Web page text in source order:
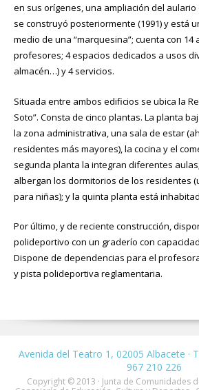
en sus orígenes, una ampliación del aulario
se construyó posteriormente (1991) y está
medio de una “marquesina”; cuenta con 14
profesores; 4 espacios dedicados a usos
almacén…) y 4 servicios.
Situada entre ambos edificios se ubica la
Soto”. Consta de cinco plantas. La planta
la zona administrativa, una sala de estar
residentes más mayores), la cocina y el
segunda planta la integran diferentes
albergan los dormitorios de los residentes
para niñas); y la quinta planta está
Por último, y de reciente construcción,
polideportivo con un graderío con
Dispone de dependencias para el
y pista polideportiva reglamentaria.
Avenida del Teatro 1, 02005 Albacete ·
967 210 226
Copyright © 2013 · Junta de Comunidades